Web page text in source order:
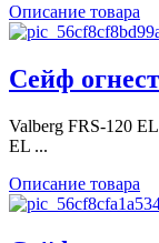
Описание товара
Сейф
Valberg FRS-120
EL ...
Описание товара